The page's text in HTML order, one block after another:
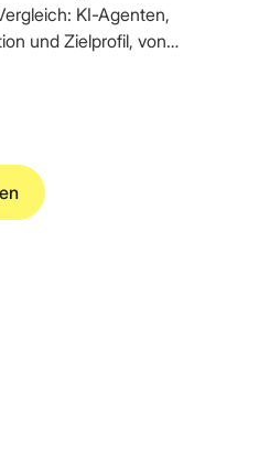
KI-Agenten,
und Zielprofil, von
bis zu AI-nativen